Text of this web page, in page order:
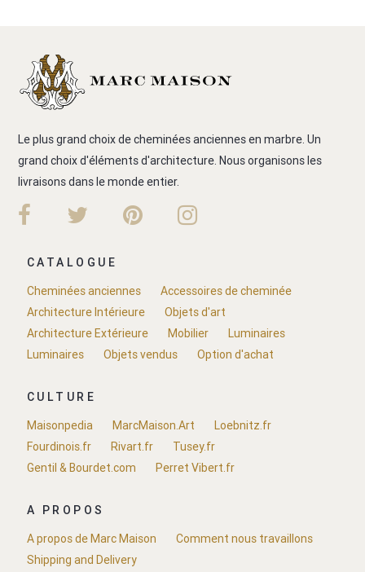
Le plus grand choix de cheminées anciennes en marbre. Un
grand choix d'éléments d'architecture. Nous organisons les
livraisons dans le monde entier.
CATALOGUE
Cheminées anciennes
Accessoires de cheminée
Architecture Intérieure
Objets d'art
Architecture Extérieure
Mobilier
Luminaires
Luminaires
Objets vendus Option d'achat
CULTURE
Maisonpedia
MarcMaison.Art
Loebnitz.fr
Fourdinois.fr
Rivart.fr
Tusey.fr
Gentil & Bourdet.com
Perret Vibert.fr
A PROPOS
A propos de Marc Maison
Comment nous travaillons
Shipping and Delivery